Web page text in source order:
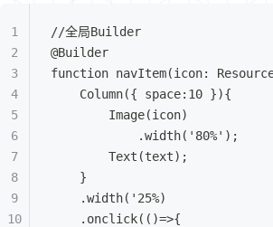
//全局Builder
@Builder
function navItem(icon:
	Column({ space:10 }){
		Image(icon)
			.width('80%');
		Text(text);
	}
	.width('25%)
	.onclick(()=>{